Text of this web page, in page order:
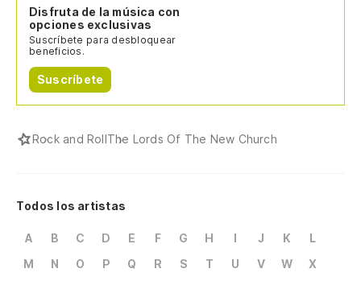
Disfruta de la música con
opciones exclusivas
Suscríbete para desbloquear
beneficios.
Suscríbete
Rock and RollThe Lords Of The New Church
Todos los artistas
A B C D E F G H I J K
L
M
N O P Q R S T U V W
X